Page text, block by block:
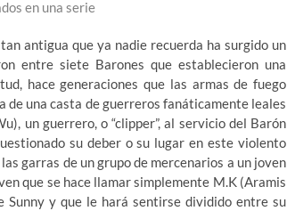
en una serie
antigua que ya nadie recuerda ha surgido un
entre siete Barones que establecieron una
hace generaciones que las armas de fuego
de una casta de guerreros fanáticamente leales
un guerrero, o “clipper”, al servicio del Barón
su deber o su lugar en este violento
garras de un grupo de mercenarios a un joven
que se hace llamar simplemente M.K (Aramis
Sunny y que le hará sentirse dividido entre su